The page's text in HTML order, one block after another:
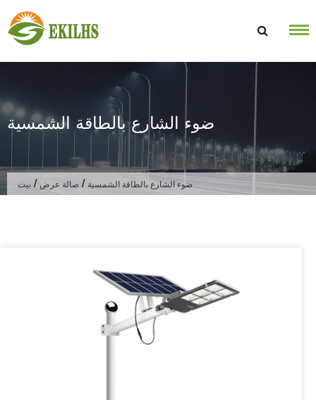
ضوء الشارع بالطاقة الشمسية
بيت / صالة عرض / ضوء الشارع بالطاقة الشمسية